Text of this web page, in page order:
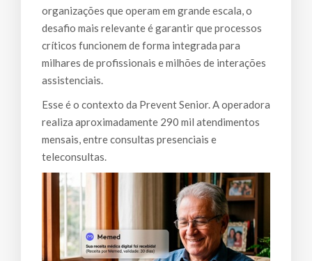
organizações que operam em grande escala, o
desafio mais relevante é garantir que processos
críticos funcionem de forma integrada para
milhares de profissionais e milhões de interações
assistenciais.
Esse é o contexto da Prevent Senior. A operadora
realiza aproximadamente 290 mil atendimentos
mensais, entre consultas presenciais e
teleconsultas.